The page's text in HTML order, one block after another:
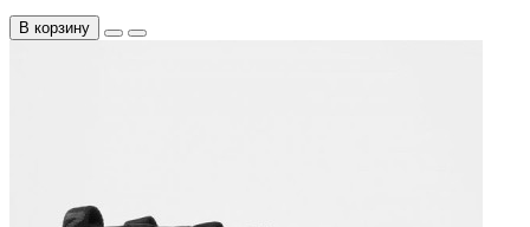
В корзину